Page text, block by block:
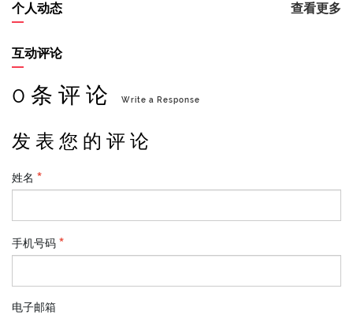
个人动态 查看更多
互动评论
0 条 评 论 Write a Response
发 表 您 的 评 论
姓名
手机号码
电子邮箱